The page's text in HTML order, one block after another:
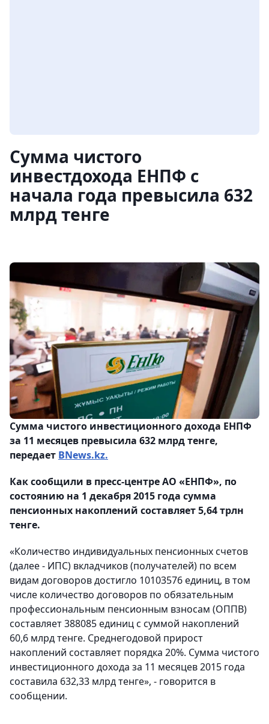
Сумма чистого
инвестдохода ЕНПФ с
начала года превысила 632
млрд тенге
Сумма чистого инвестиционного дохода ЕНПФ
за 11 месяцев превысила 632 млрд тенге,
передает BNews.kz.
Как сообщили в пресс-центре АО «ЕНПФ», по
состоянию на 1 декабря 2015 года сумма
пенсионных накоплений составляет 5,64 трлн
тенге.
«Количество индивидуальных пенсионных счетов
(далее - ИПС) вкладчиков (получателей) по всем
видам договоров достигло 10103576 единиц, в том
числе количество договоров по обязательным
профессиональным пенсионным взносам (ОППВ)
составляет 388085 единиц с суммой накоплений
60,6 млрд тенге. Среднегодовой прирост
накоплений составляет порядка 20%. Сумма чистого
инвестиционного дохода за 11 месяцев 2015 года
составила 632,33 млрд тенге», - говорится в
сообщении.